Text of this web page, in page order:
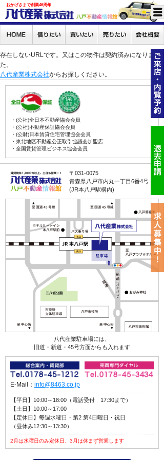
おかげさまで創業46周年
存在しないURLです。又はこの物件は契約済みになりまし
た。
八代産業株式会社からお探しください。
・(公社)全日本不動産協会会員
・(公社)不動産保証協会会員
・(公財)日本賃貸住宅管理協会会員
・東北地区不動産公正取引協議会加盟店
・全国賃貸管理ビジネス協会会員
〒031-0075
青森県八戸市内丸一丁目6番4号
(JR本八戸駅構内)
八代産業駐車場には、
旧道・新道・45号方面からも入れます
E-Mail： info@8463.co.jp
【平日】10:00～18:00（電話受付 17:30まで）
【土日】10:00～17:00
【定休日】毎週水曜日・第2 第4日曜日・祝日
（昼休み12:30～13:30）
2月は水曜日のみ定休日、3月は休まず営業します